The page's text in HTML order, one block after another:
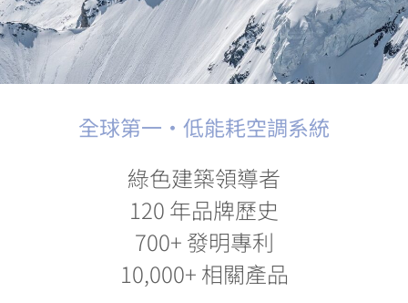
全球第一・低能耗空調系統
綠色建築領導者
120 年品牌歷史
700+ 發明專利
10,000+ 相關產品